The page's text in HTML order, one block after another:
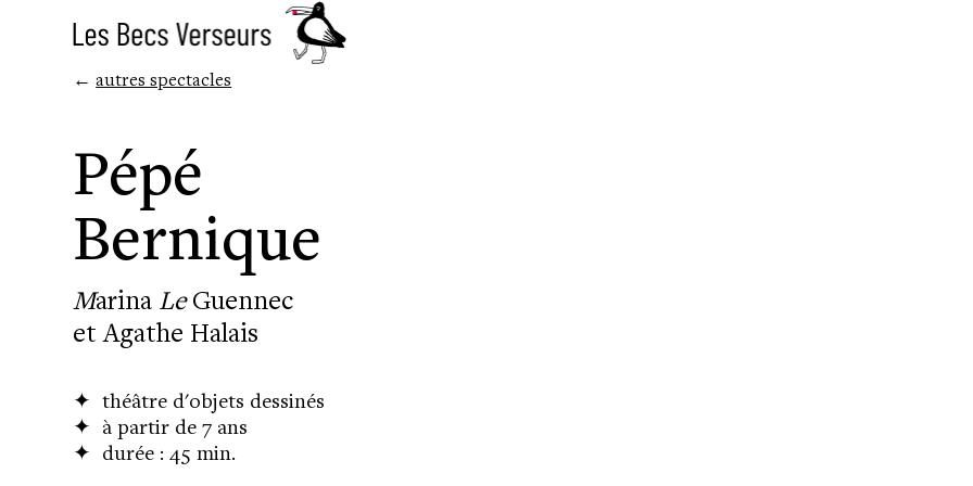
←autres spectacles
Pépé
Bernique
Marina LeGuennec
et Agathe Halais
✦théâtre d'objets dessinés
✦ à partir de 7 ans
✦ durée : 45 min.